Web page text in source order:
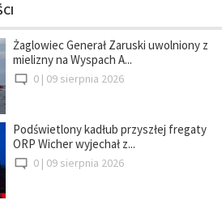
Żaglowiec Generał Zaruski uwolniony z
mielizny na Wyspach A...
0 | 09 sierpnia 2026
Podświetlony kadłub przyszłej fregaty
ORP Wicher wyjechał z...
0 | 09 sierpnia 2026